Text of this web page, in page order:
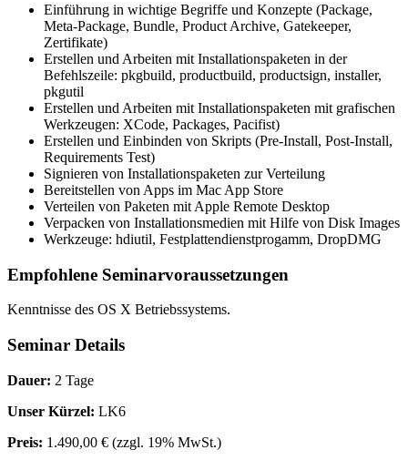
Einführung in wichtige Begriffe und Konzepte (Package,
Meta-Package, Bundle, Product Archive, Gatekeeper,
Zertifikate)
Erstellen und Arbeiten mit Installationspaketen in der
Befehlszeile: pkgbuild, productbuild, productsign, installer,
pkgutil
Erstellen und Arbeiten mit Installationspaketen mit grafischen
Werkzeugen: XCode, Packages, Pacifist)
Erstellen und Einbinden von Skripts (Pre-Install, Post-Install,
Requirements Test)
Signieren von Installationspaketen zur Verteilung
Bereitstellen von Apps im Mac App Store
Verteilen von Paketen mit Apple Remote Desktop
Verpacken von Installationsmedien mit Hilfe von Disk Images
Werkzeuge: hdiutil, Festplattendienstprogamm, DropDMG
Empfohlene Seminarvoraussetzungen
Kenntnisse des OS X Betriebssystems.
Seminar Details
Dauer: 2 Tage
Unser Kürzel: LK6
Preis: 1.490,00 € (zzgl. 19% MwSt.)